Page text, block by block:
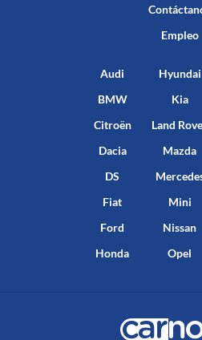
Empleo
Audi
BMW
Citroën
Dacia
DS
Fiat
Ford
Honda
Hyundai
Kia
Land
Mazda
Mini
Nissan
Opel